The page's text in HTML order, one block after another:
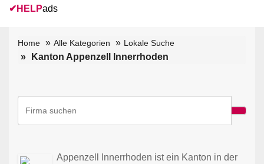
✔ HELPads
Home Alle Kategorien Lokale Suche
Kanton Appenzell Innerrhoden
Appenzell Innerrhoden ist ein Kanton in der